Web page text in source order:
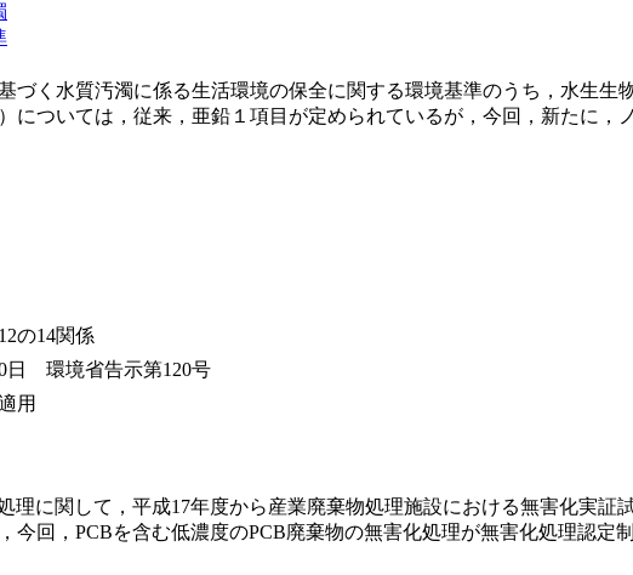
づく水質汚濁に係る生活環境の保全に関する環境基準のうち，水生生
については，従来，亜鉛１項目が定められているが，今回，新たに，
の14関係
日 環境省告示第120号
用
理に関して，平成17年度から産業廃棄物処理施設における無害化実証
今回，PCBを含む低濃度のPCB廃棄物の無害化処理が無害化処理認定